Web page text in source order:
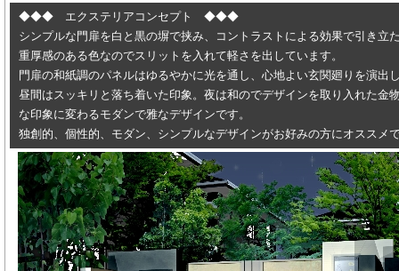
◆◆◆ エクステリアコンセプト ◆◆◆
シンプルな門扉を白と黒の塀で挟み、コントラストによる効果で引き立
重厚感のある色なのでスリットを入れて軽さを出しています。
門扉の和紙調のパネルはゆるやかに光を通し、心地よい玄関廻りを演出
昼間はスッキリと落ち着いた印象。夜は和のでデザインを取り入れた金
な印象に変わるモダンで雅なデザインです。
独創的、個性的、モダン、シンプルなデザインがお好みの方にオススメ